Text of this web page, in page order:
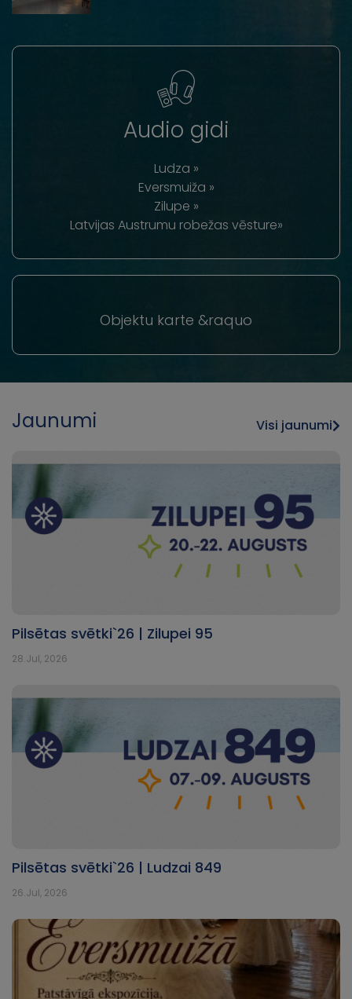
Audio gidi
Ludza »
Eversmuiža »
Zilupe »
Latvijas Austrumu robežas vēsture»
Objektu karte &raquo
Jaunumi Visi jaunumi
Pilsētas svētki`26 | Zilupei 95
28.Jul, 2026
Pilsētas svētki`26 | Ludzai 849
26.Jul, 2026